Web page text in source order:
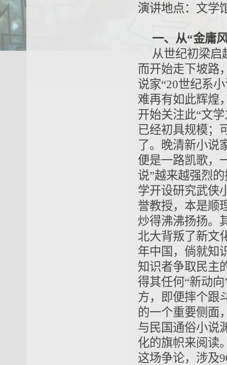
演讲地点：文学
一、从“金庸
从世纪初梁启
而开始走下坡路
说家“20世纪系
难再有如此辉煌
开始关注此“文
已经初具规模；
了。晚清新小说
便是一路凯歌，
说”越来越强烈
学开设研究武侠
誉教授，本是顺
炒得沸沸扬扬。
北大背叛了新文
年中国，倘就知
知识者争取民主
得其任何“新动
方，即便摔个跟
的一个重要侧面
与民国通俗小说
化的旗帜来阅读
这场争论，涉及